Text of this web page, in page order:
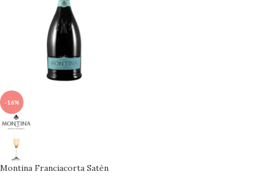
-16%
Montina Franciacorta Satèn